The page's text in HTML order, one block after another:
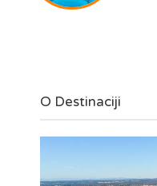
O Destinaciji